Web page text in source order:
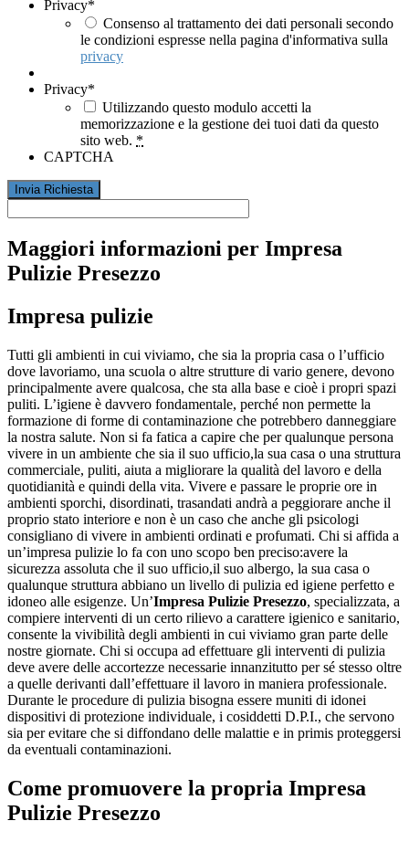
Privacy*
Consenso al trattamento dei dati personali secondo
le condizioni espresse nella pagina d'informativa sulla
privacy
Privacy*
Utilizzando questo modulo accetti la
memorizzazione e la gestione dei tuoi dati da questo
sito web. *
CAPTCHA
Maggiori informazioni per Impresa
Pulizie Presezzo
Impresa pulizie
Tutti gli ambienti in cui viviamo, che sia la propria casa o l’ufficio
dove lavoriamo, una scuola o altre strutture di vario genere, devono
principalmente avere qualcosa, che sta alla base e cioè i propri spazi
puliti. L’igiene è davvero fondamentale, perché non permette la
formazione di forme di contaminazione che potrebbero danneggiare
la nostra salute. Non si fa fatica a capire che per qualunque persona
vivere in un ambiente che sia il suo ufficio,la sua casa o una struttura
commerciale, puliti, aiuta a migliorare la qualità del lavoro e della
quotidianità e quindi della vita. Vivere e passare le proprie ore in
ambienti sporchi, disordinati, trasandati andrà a peggiorare anche il
proprio stato interiore e non è un caso che anche gli psicologi
consigliano di vivere in ambienti ordinati e profumati. Chi si affida a
un’impresa pulizie lo fa con uno scopo ben preciso:avere la
sicurezza assoluta che il suo ufficio,il suo albergo, la sua casa o
qualunque struttura abbiano un livello di pulizia ed igiene perfetto e
idoneo alle esigenze. Un’Impresa Pulizie Presezzo, specializzata, a
compiere interventi di un certo rilievo a carattere igienico e sanitario,
consente la vivibilità degli ambienti in cui viviamo gran parte delle
nostre giornate. Chi si occupa ad effettuare gli interventi di pulizia
deve avere delle accortezze necessarie innanzitutto per sé stesso oltre
a quelle derivanti dall’effettuare il lavoro in maniera professionale.
Durante le procedure di pulizia bisogna essere muniti di idonei
dispositivi di protezione individuale, i cosiddetti D.P.I., che servono
sia per evitare che si diffondano delle malattie e in primis proteggersi
da eventuali contaminazioni.
Come promuovere la propria Impresa
Pulizie Presezzo